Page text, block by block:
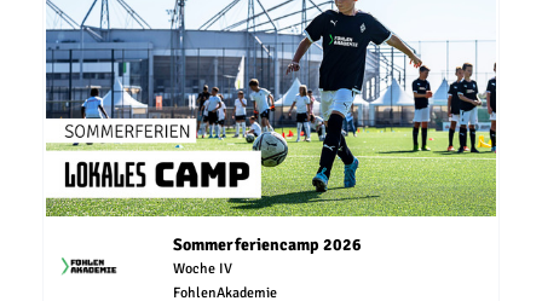
Sommerferiencamp 2026
Woche IV
FohlenAkademie